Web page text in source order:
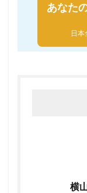
あなた
日
横